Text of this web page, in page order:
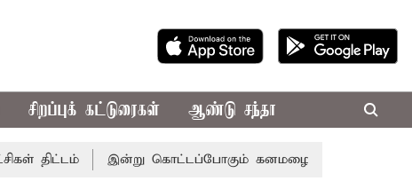
சிறப்புக் கட்டுரைகள் ஆண்டு சந்தா
இன்று கொட்டப்போகும் கனமழை.. எந்தெந்த மாவட்டங்களில்